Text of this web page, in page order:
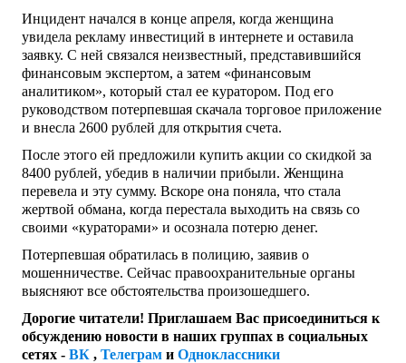
Инцидент начался в конце апреля, когда женщина
увидела рекламу инвестиций в интернете и оставила
заявку. С ней связался неизвестный, представившийся
финансовым экспертом, а затем «финансовым
аналитиком», который стал ее куратором. Под его
руководством потерпевшая скачала торговое приложение
и внесла 2600 рублей для открытия счета.
После этого ей предложили купить акции со скидкой за
8400 рублей, убедив в наличии прибыли. Женщина
перевела и эту сумму. Вскоре она поняла, что стала
жертвой обмана, когда перестала выходить на связь со
своими «кураторами» и осознала потерю денег.
Потерпевшая обратилась в полицию, заявив о
мошенничестве. Сейчас правоохранительные органы
выясняют все обстоятельства произошедшего.
Дорогие читатели! Приглашаем Вас присоединиться к
обсуждению новости в наших группах в социальных
сетях - ВК , Телеграм и Одноклассники